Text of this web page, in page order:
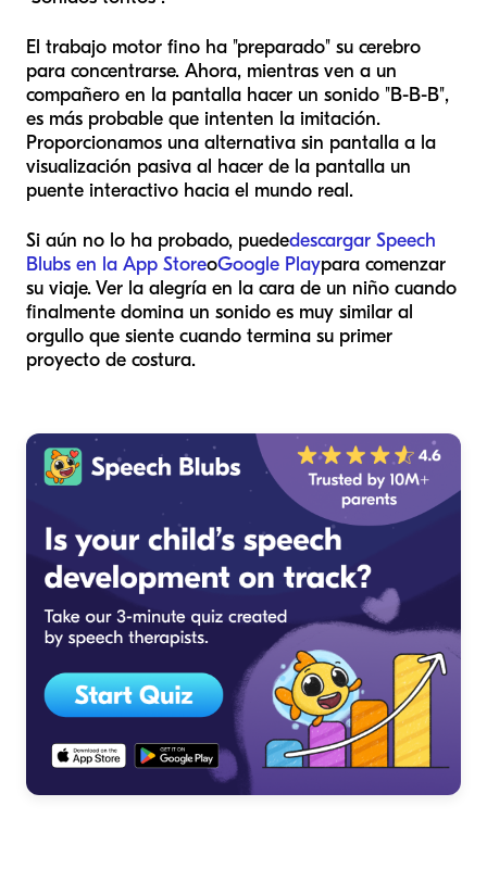
El trabajo motor fino ha "preparado" su cerebro
para concentrarse. Ahora, mientras ven a un
compañero en la pantalla hacer un sonido "B-B-B",
es más probable que intenten la imitación.
Proporcionamos una alternativa sin pantalla a la
visualización pasiva al hacer de la pantalla un
puente interactivo hacia el mundo real.
Si aún no lo ha probado, puededescargar Speech
Blubs en la App StoreoGoogle Playpara comenzar
su viaje. Ver la alegría en la cara de un niño cuando
finalmente domina un sonido es muy similar al
orgullo que siente cuando termina su primer
proyecto de costura.